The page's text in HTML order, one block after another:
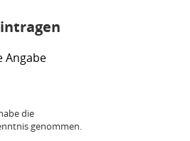
Angabe
die
genommen.